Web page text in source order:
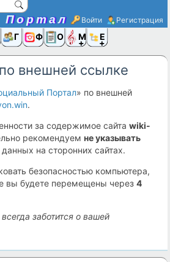
Портал Войти Регистрация
Группы
Фото Ещё
внешней ссылке
Портал» по внешней
.
за содержимое сайтаwiki-
рекомендуемне указывать
на сторонних сайтах.
безопасностью компьютера,
вы будете перемещены через4
заботится о вашей